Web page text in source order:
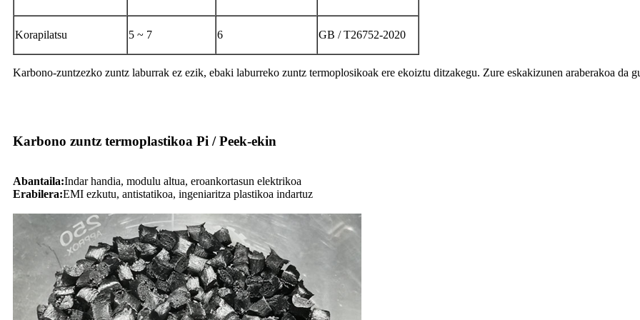
Korapilatsu 5 ~ 7 6 GB / T26752-2020
Karbono-zuntzezko zuntz laburrak ez ezik, ebaki laburreko zuntz termoplosikoak ere ekoiztu ditzakegu. Zure eskakizunen araberakoa da
Karbono zuntz termoplastikoa Pi / Peek-ekin
Abantaila:Indar handia, modulu altua, eroankortasun elektrikoa
Erabilera:EMI ezkutu, antistatikoa, ingeniaritza plastikoa indartuz